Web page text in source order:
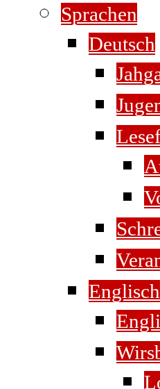
Sprachen
Deutsch
Englisch